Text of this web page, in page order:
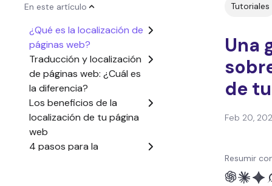
En este artículo
¿Qué es la localización de
páginas web?
Traducción y localización
de páginas web: ¿Cuál es
la diferencia?
Los beneficios de la
localización de tu página
web
4 pasos para la
Tutoriales
Una
de
Feb 20,
Resumir